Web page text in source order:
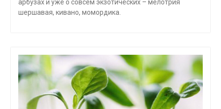
арбузах и уже о совсем экзотических – мелотрия
шершавая, кивано, момордика.